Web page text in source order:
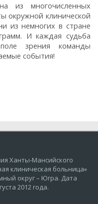
из многочисленных
окружной клинической
из немногих в стране
И каждая судьба
зрения команды
события!
Ханты-Мансийского
клиническая больница»
округ – Югра. Дата
2012 года.